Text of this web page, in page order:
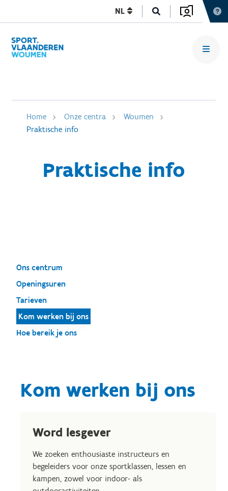
NL
Home Onze centra
Woumen
Praktische info
Praktische info
Ons centrum
Openingsuren
Tarieven
Kom werken bij ons
Hoe bereik je ons
Kom werken bij ons
Word lesgever
We zoeken enthousiaste instructeurs en
begeleiders voor onze sportklassen, lessen en
kampen, zowel voor indoor- als